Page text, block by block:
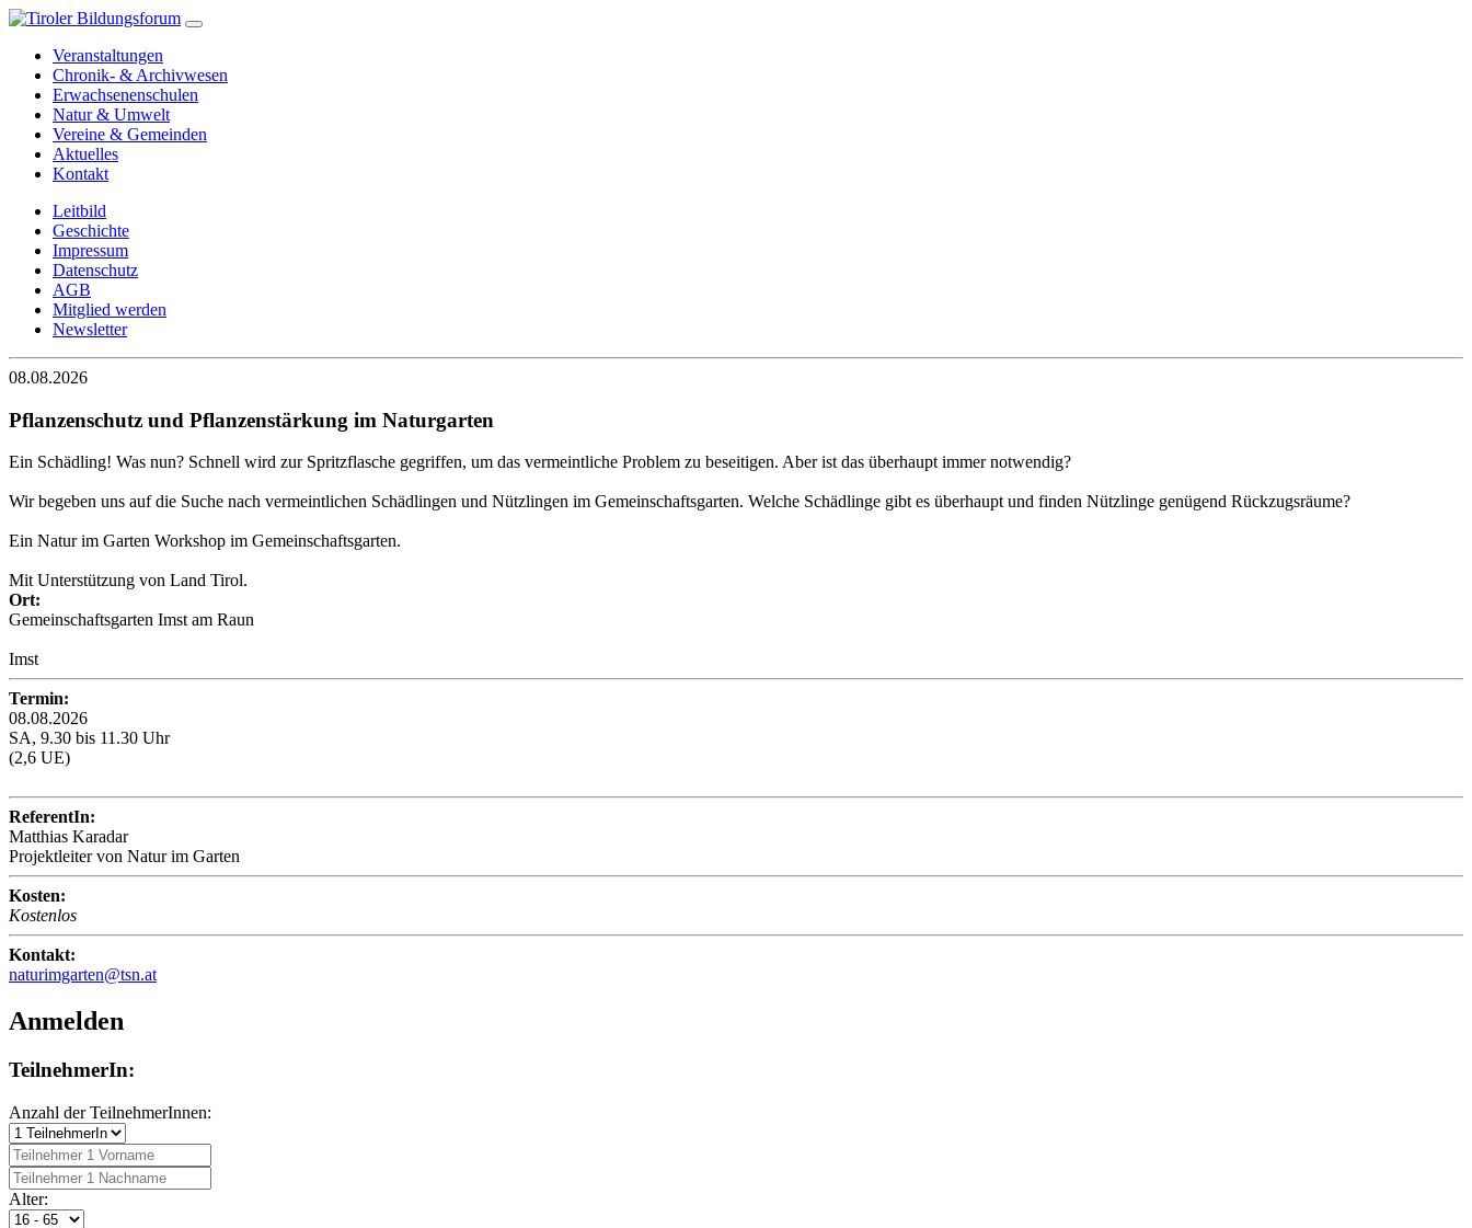
Veranstaltungen
Chronik- & Archivwesen
Erwachsenenschulen
Natur & Umwelt
Vereine & Gemeinden
Aktuelles
Kontakt
Leitbild
Geschichte
Impressum
Datenschutz
AGB
Mitglied werden
Newsletter
08.08.2026
Pflanzenschutz und Pflanzenstärkung im Naturgarten
Ein Schädling! Was nun? Schnell wird zur Spritzflasche gegriffen, um das vermeintliche Problem zu beseitigen. Aber ist das überhaupt immer notwendig?
Wir begeben uns auf die Suche nach vermeintlichen Schädlingen und Nützlingen im Gemeinschaftsgarten. Welche Schädlinge gibt es überhaupt und finden Nützlinge genügend Rückzugsräume?
Ein Natur im Garten Workshop im Gemeinschaftsgarten.
Mit Unterstützung von Land Tirol.
Ort:
Gemeinschaftsgarten Imst am Raun
Imst
Termin:
08.08.2026
SA, 9.30 bis 11.30 Uhr
(2,6 UE)
ReferentIn:
Matthias Karadar
Projektleiter von Natur im Garten
Kosten:
Kostenlos
Kontakt:
naturimgarten@tsn.at
Anmelden
TeilnehmerIn:
Anzahl der TeilnehmerInnen:
Alter: